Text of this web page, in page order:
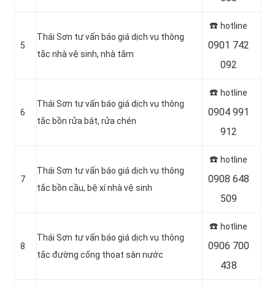
5
Thái Sơn tư vấn báo giá dịch vụ thông
tắc nhà vệ sinh, nhà tắm
☎️ hotline
0901 742
092
6
Thái Sơn tư vấn báo giá dịch vụ thông
tắc bồn rửa bát, rửa chén
☎️ hotline
0904 991
912
7
Thái Sơn tư vấn báo giá dịch vụ thông
tắc bồn cầu, bệ xí nhà vệ sinh
☎️ hotline
0908 648
509
8
Thái Sơn tư vấn báo giá dịch vụ thông
tắc đường cống thoat sàn nước
☎️ hotline
0906 700
438